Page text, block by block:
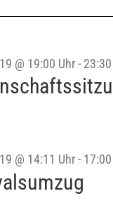
@ 19:00 Uhr -
@ 14:11 Uhr -